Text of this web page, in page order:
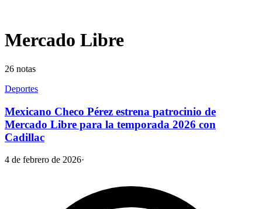
Mercado Libre
26 notas
Deportes
Mexicano Checo Pérez estrena patrocinio de
Mercado Libre para la temporada 2026 con
Cadillac
4 de febrero de 2026·